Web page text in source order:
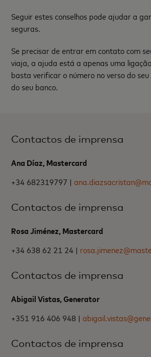
Seguir estes conselhos pode ajudar a
seguras.
Se precisar de entrar em contato com
viaja, a ajuda está a apenas uma
basta verificar o número no verso do
do seu banco.
Contactos de imprensa
Ana Díaz, Mastercard
+34 682319797 |
Contactos de imprensa
Rosa Jiménez, Mastercard
+34 638 62 21 24 |
Contactos de imprensa
Abigail Vistas, Generator
+351 916 406 948 |
Contactos de imprensa